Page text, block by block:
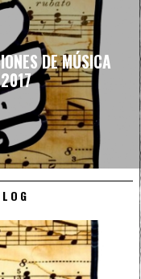
DE MÚSICA